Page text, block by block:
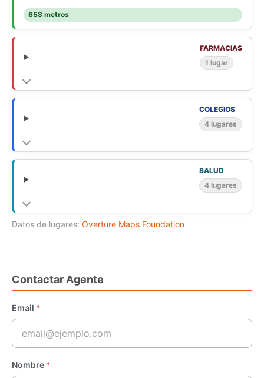
658 metros
FARMACIAS
1 lugar
COLEGIOS
4 lugares
SALUD
4 lugares
Datos de lugares: Overture Maps Foundation
Contactar Agente
Email *
Nombre *